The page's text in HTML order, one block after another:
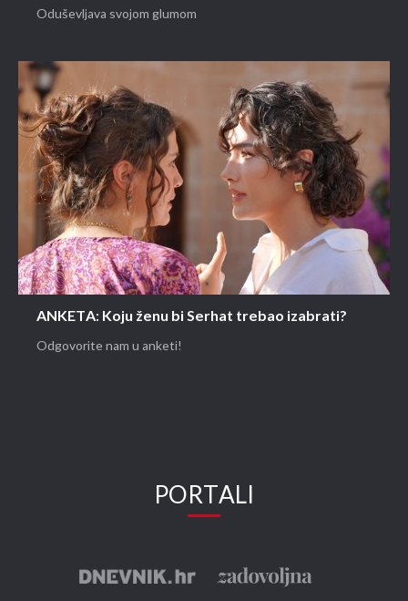
Oduševljava svojom glumom
ANKETA: Koju ženu bi Serhat trebao izabrati?
Odgovorite nam u anketi!
PORTALI